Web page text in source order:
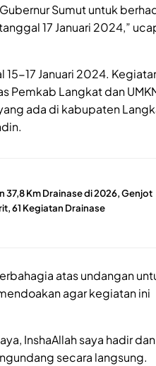
Sumut untuk
17 Januari 2024,”
15-17 Januari 2024.
Pemkab Langkat dan
ada di kabupaten
37,8 Km Drainase di 2026, Genjot
61 Kegiatan Drainase
atas undangan
agar kegiatan ini
InshaAllah saya hadir dan
secara langsung.